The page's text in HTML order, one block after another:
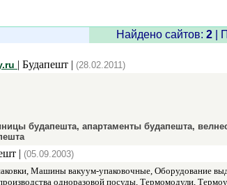
Найдено сайтов: 2|
| Будапешт | (28.02.2011)
будапешта, апартаменты будапешта,
| (05.09.2003)
Машины вакуум-упаковочные, Оборудование
одноразовой посуды, Термомодули,